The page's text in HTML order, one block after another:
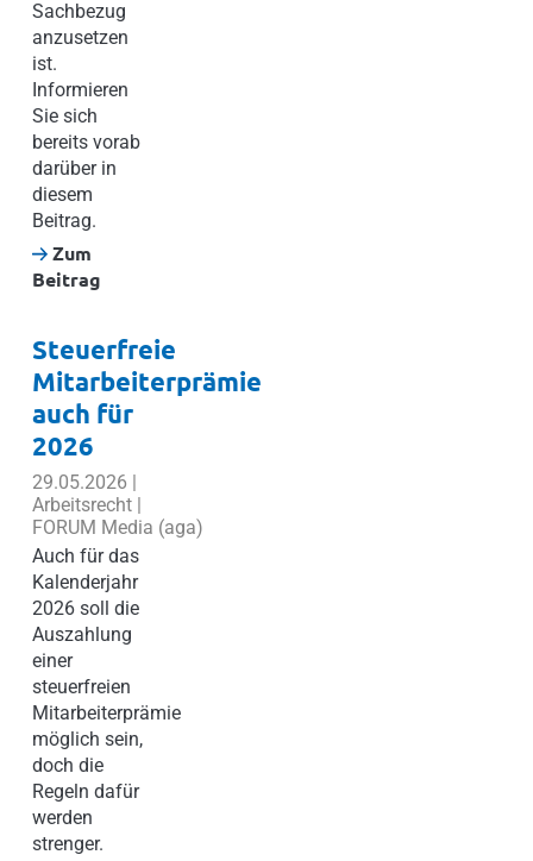
Sachbezug
anzusetzen
ist.
Informieren
Sie sich
bereits vorab
darüber in
diesem
Beitrag.
Zum
Beitrag
Steuerfreie
Mitarbeiterprämie
auch für
2026
29.05.2026 |
Arbeitsrecht |
FORUM Media (aga)
Auch für das
Kalenderjahr
2026 soll die
Auszahlung
einer
steuerfreien
Mitarbeiterprämie
möglich sein,
doch die
Regeln dafür
werden
strenger.